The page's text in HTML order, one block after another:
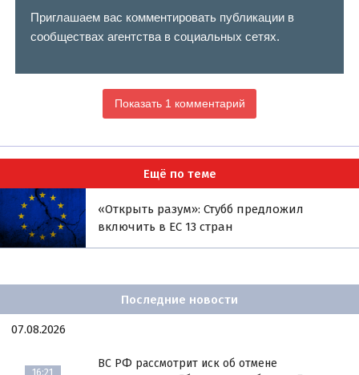
Приглашаем вас комментировать публикации в
сообществах агентства в социальных сетях.
Показать 1 комментарий
Ещё по теме
«Открыть разум»: Стубб предложил
включить в ЕС 13 стран
Последние новости
07.08.2026
16:21
ВС РФ рассмотрит иск об отмене